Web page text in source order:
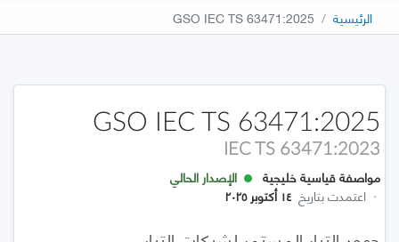
الرئيسية GSO IEC TS 63471:2025
GSO IEC TS 63471:2025
IEC TS 63471:2023
مواصفة قياسية خليجية
الإصدار الحالي
· اعتمدت بتاريخ ١٤ أكتوبر ٢٠٢٥